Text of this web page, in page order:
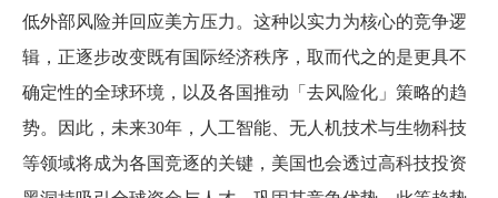
低外部风险并回应美方压力。这种以实力为核心的竞争逻
辑，正逐步改变既有国际经济秩序，取而代之的是更具不
确定性的全球环境，以及各国推动「去风险化」策略的趋
势。因此，未来30年，人工智能、无人机技术与生物科技
等领域将成为各国竞逐的关键，美国也会透过高科技投资